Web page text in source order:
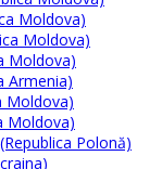
Moldova)
Moldova)
Moldova)
Armenia)
Moldova)
Moldova)
Polonă)